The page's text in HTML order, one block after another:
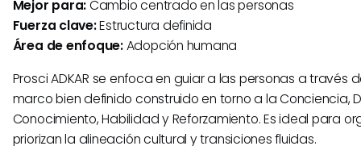
Mejor para:Cambio centrado en las personas
Fuerza clave:Estructura definida
Área de enfoque:Adopción humana
Prosci ADKAR se enfoca en guiar a las personas a través
marco bien definido construido en torno a la Conciencia,
Conocimiento, Habilidad y Reforzamiento. Es ideal para
priorizan la alineación cultural y transiciones fluidas.